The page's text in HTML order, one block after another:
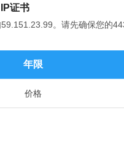
证书
。请先确保您的
年限
价格